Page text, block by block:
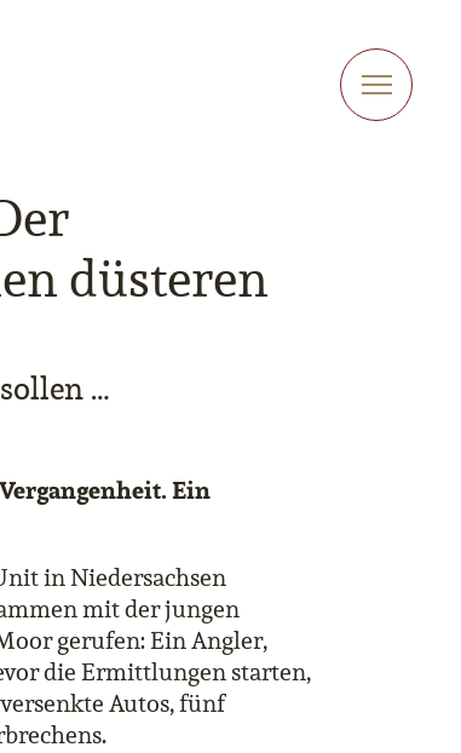
düsteren
…
Ein
in Niedersachsen
mit der jungen
gerufen: Ein Angler,
die Ermittlungen starten,
Autos, fünf